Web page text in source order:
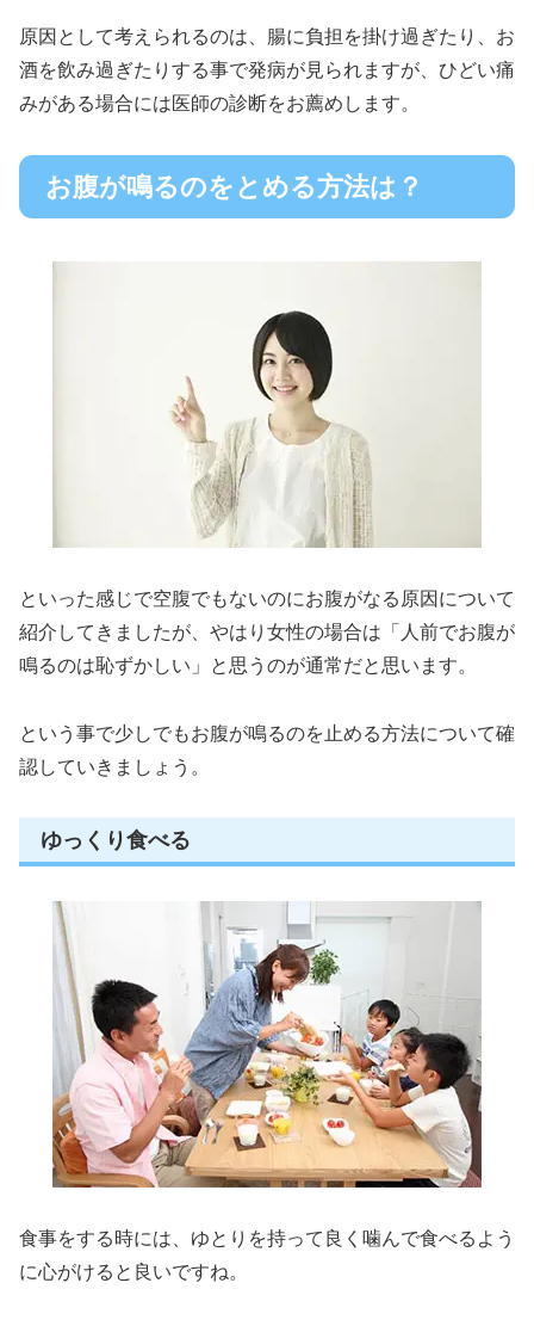
原因として考えられるのは、腸に負担を掛け過ぎたり、お
酒を飲み過ぎたりする事で発病が見られますが、ひどい痛
みがある場合には医師の診断をお薦めします。
お腹が鳴るのをとめる方法は？
といった感じで空腹でもないのにお腹がなる原因について
紹介してきましたが、やはり女性の場合は「人前でお腹が
鳴るのは恥ずかしい」と思うのが通常だと思います。
という事で少しでもお腹が鳴るのを止める方法について確
認していきましょう。
ゆっくり食べる
食事をする時には、ゆとりを持って良く噛んで食べるよう
に心がけると良いですね。